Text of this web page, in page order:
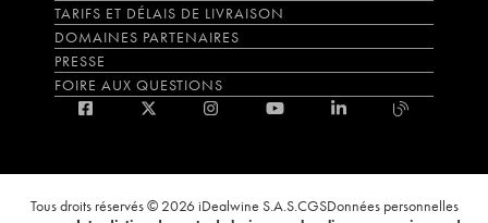
TARIFS ET DÉLAIS DE LIVRAISON
DOMAINES PARTENAIRES
PRESSE
FOIRE AUX QUESTIONS
Tous droits réservés © 2026 iDealwine S.A.S.CGSDonnées personnelles